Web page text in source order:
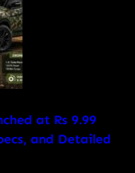
at Rs 9.99
and Detailed